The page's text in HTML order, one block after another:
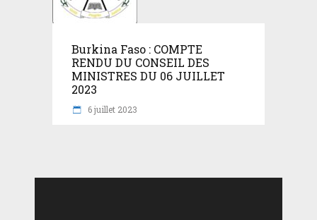
Burkina Faso : COMPTE
RENDU DU CONSEIL DES
MINISTRES DU 06 JUILLET
2023
6 juillet 2023